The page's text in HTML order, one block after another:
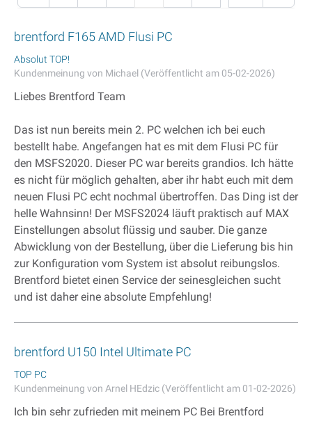
brentford F165 AMD Flusi PC
Absolut TOP!
Kundenmeinung von Michael (Veröffentlicht am 05-02-2026)
Liebes Brentford Team
Das ist nun bereits mein 2. PC welchen ich bei euch
bestellt habe. Angefangen hat es mit dem Flusi PC für
den MSFS2020. Dieser PC war bereits grandios. Ich hätte
es nicht für möglich gehalten, aber ihr habt euch mit dem
neuen Flusi PC echt nochmal übertroffen. Das Ding ist der
helle Wahnsinn! Der MSFS2024 läuft praktisch auf MAX
Einstellungen absolut flüssig und sauber. Die ganze
Abwicklung von der Bestellung, über die Lieferung bis hin
zur Konfiguration vom System ist absolut reibungslos.
Brentford bietet einen Service der seinesgleichen sucht
und ist daher eine absolute Empfehlung!
brentford U150 Intel Ultimate PC
TOP PC
Kundenmeinung von Arnel HEdzic (Veröffentlicht am 01-02-2026)
Ich bin sehr zufrieden mit meinem PC Bei Brentford